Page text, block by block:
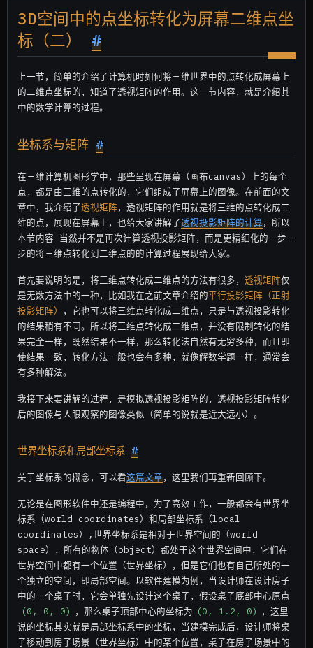
3D空间中的点坐标转化为屏幕二维点坐
标（二） #
上一节，简单的介绍了计算机时如何将三维世界中的点转化成屏幕上
的二维点坐标的，知道了透视矩阵的作用。这一节内容，就是介绍其
中的数学计算的过程。
坐标系与矩阵 #
在三维计算机图形学中，那些呈现在屏幕（画布canvas）上的每个
点，都是由三维的点转化的，它们组成了屏幕上的图像。在前面的文
章中，我介绍了透视矩阵，透视矩阵的作用就是将三维的点转化成二
维的点，展现在屏幕上，也给大家讲解了透视投影矩阵的计算，所以
本节内容 当然并不是再次计算透视投影矩阵，而是更精细化的一步一
步的将三维点转化到二维点的的计算过程展现给大家。
首先要说明的是，将三维点转化成二维点的方法有很多， 透视矩阵仅
是无数方法中的一种，比如我在之前文章介绍的平行投影矩阵（正射
投影矩阵）
，它也可以将三维点转化成二维点，只是与透视投影转化
的结果稍有不同。所以将三维点转化成二维点，并没有限制转化的结
果完全一样，既然结果不一样，那么转化法自然有无穷多种，而且即
使结果一致，转化方法一般也会有多种，就像解数学题一样，通常会
有多种解法。
我接下来要讲解的过程，是模拟透视投影矩阵的，透视投影矩阵转化
后的图像与人眼观察的图像类似（简单的说就是近大远小）。
世界坐标系和局部坐标系 #
关于坐标系的概念，可以看这篇文章，这里我们再重新回顾下。
无论是在图形软件中还是编程中，为了高效工作，一般都会有世界坐
标系（world coordinates）和局部坐标系（local
coordinates）,世界坐标系是相对于世界空间的（world
space），所有的物体（object）都处于这个世界空间中，它们在
世界空间中都有一个位置（世界坐标），但是它们也有自己所处的一
个独立的空间，即局部空间。以软件建模为例，当设计师在设计房子
中的一个桌子时，它会单独先设计这个桌子，假设桌子底部中心原点
(0, 0, 0)
，那么桌子顶部中心的坐标为 (0, 1.2, 0)
，这里
说的坐标其实就是局部坐标系中的坐标，当建模完成后，设计师将桌
子移动到房子场景（世界坐标）中的某个位置，桌子在房子场景中的